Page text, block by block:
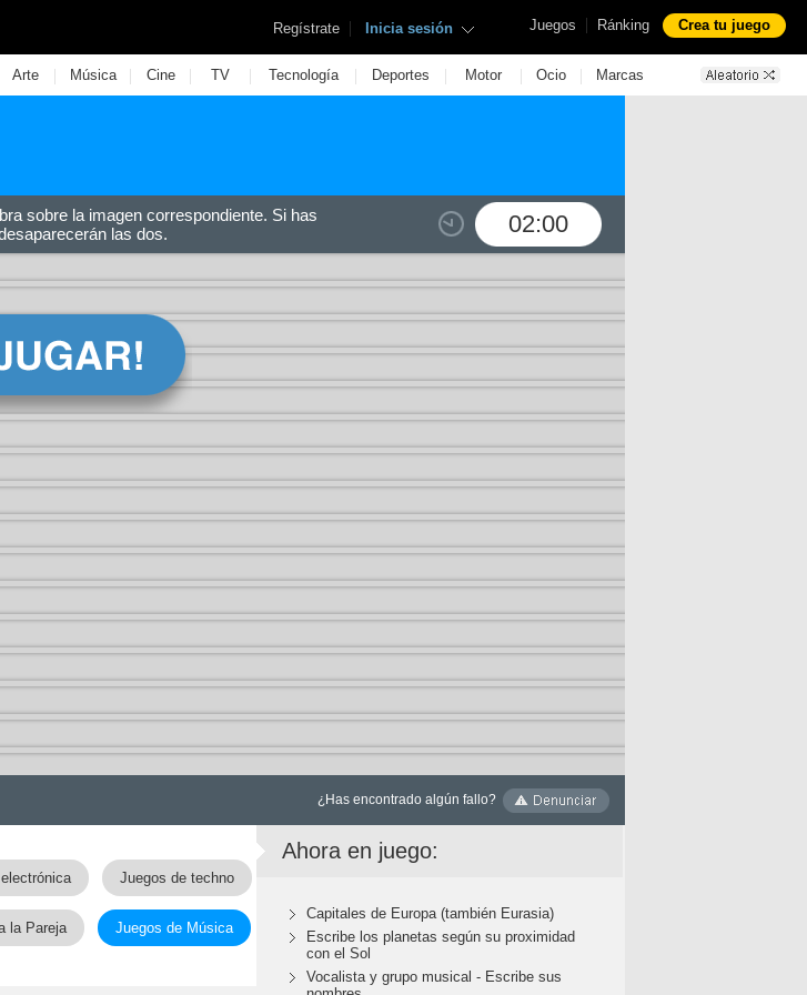
Juegos | Ránking Crea tu juego
Regístrate | Inicia sesión
Arte | Música | Cine | TV | Tecnología | Deportes | Motor | Ocio | Marcas
02:00
sobre la imagen correspondiente. Si has
las dos.
¿Has encontrado algún fallo?
Juegos de techno
la Pareja Juegos de Música
Ahora en juego:
Capitales de Europa (también Eurasia)
Escribe los planetas según su proximidad
con el Sol
Vocalista y grupo musical - Escribe sus